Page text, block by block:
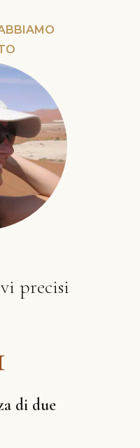
precisi
di due